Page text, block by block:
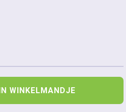
WINKELMANDJE